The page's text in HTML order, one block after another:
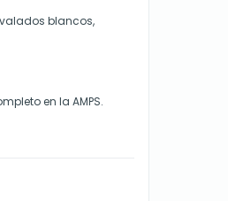
blancos,
en la AMPS.